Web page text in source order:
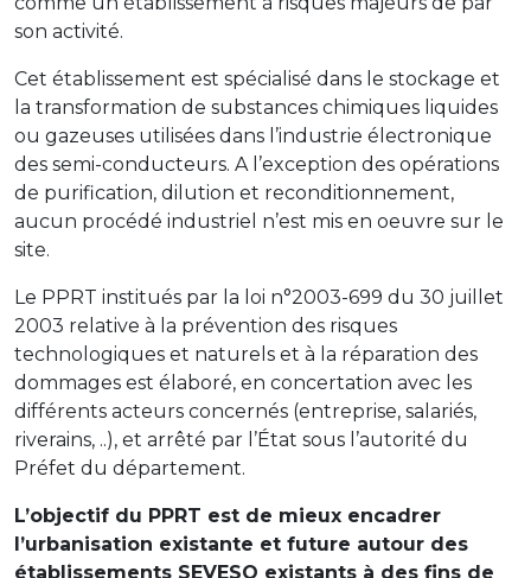
son activité.
Cet établissement est spécialisé dans le stockage et
la transformation de substances chimiques liquides
ou gazeuses utilisées dans l’industrie électronique
des semi-conducteurs. A l’exception des opérations
de purification, dilution et reconditionnement,
aucun procédé industriel n’est mis en oeuvre sur le
site.
Le PPRT institués par la loi n°2003-699 du 30 juillet
2003 relative à la prévention des risques
technologiques et naturels et à la réparation des
dommages est élaboré, en concertation avec les
différents acteurs concernés (entreprise, salariés,
riverains, ..), et arrêté par l’État sous l’autorité du
Préfet du département.
L’objectif du PPRT est de mieux encadrer
l’urbanisation existante et future autour des
établissements SEVESO existants à des fins de